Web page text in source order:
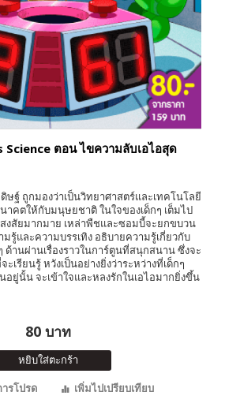
ตอน ไขความลับเอไอสุด
ษฐ์ ถูกมองว่าเป็นวิทยาศาสตร์และเทคโนโลยี
าคตให้กับมนุษยชาติ ในใจของเด็กๆ เต็มไป
งสัยมากมาย เหล่าพืชและซอมบี้จะยกขบวน
มรู้และความบรรเทิง อธิบายความรู้เกี่ยวกับ
านผ่านเรื่องราวในการ์ตูนที่สนุกสนาน ซึ่งจะ
เรียนรู้ หวังเป็นอย่างยิ่งว่าระหว่างที่เด็กๆ
อยู่นั้น จะเข้าใจและหลงรักในเอไอมากยิ่งขึ้น
80 บาท
หยิบใส่ตะกร้า
รโปรด
เพิ่มไปเปรียบเทียบ